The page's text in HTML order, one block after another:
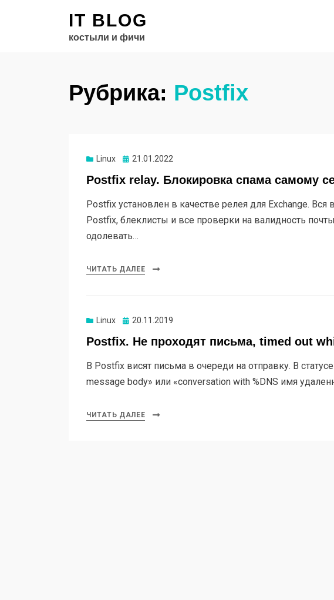
IT BLOG
костыли и фичи
Рубрика: Postfix
Linux Опубликовано
21.01.2022
Postfix relay. Блокировка спама самому
Postfix установлен в качестве релея для Exchange. Вся
Postfix, блеклисты и все проверки на валидность
одолевать…
ЧИТАТЬ ДАЛЕЕ
Linux Опубликовано
20.11.2019
Postfix. Не проходят письма, timed out
В Postfix висят письма в очереди на отправку. В
message body» или «conversation with %DNS имя
ЧИТАТЬ ДАЛЕЕ